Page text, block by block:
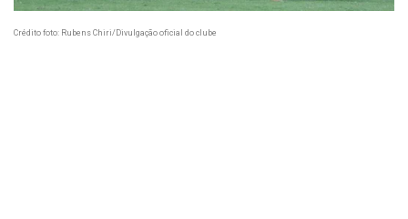
Crédito foto: Rubens Chiri/Divulgação oficial do clube